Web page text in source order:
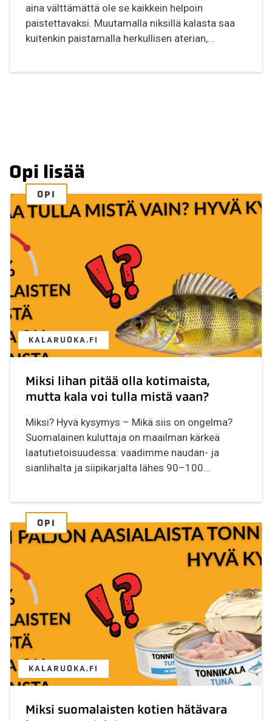
aina välttämättä ole se kaikkein helpoin
paistettavaksi. Muutamalla niksillä kalasta saa
kuitenkin paistamalla herkullisen aterian,...
Opi lisää
OPI
KALARUOKA.FI
Miksi lihan pitää olla kotimaista,
mutta kala voi tulla mistä vaan?
Miksi? Hyvä kysymys – Mikä siis on ongelma?
Suomalainen kuluttaja on maailman kärkeä
laatutietoisuudessa: vaadimme naudan- ja
sianlihalta ja siipikarjalta lähes 90–100...
OPI
KALARUOKA.FI
Miksi suomalaisten kotien hätävara